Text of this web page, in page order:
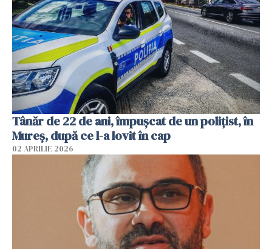
Tânăr de 22 de ani, împușcat de un polițist, în
Mureș, după ce l-a lovit în cap
02 APRILIE 2026